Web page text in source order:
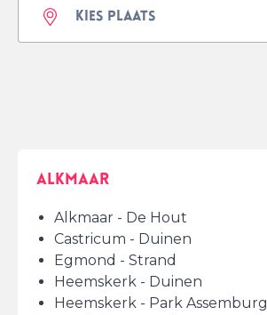
Alkmaar
Alkmaar - De Hout
Castricum - Duinen
Egmond - Strand
Heemskerk - Duinen
Heemskerk - Park Assemburg